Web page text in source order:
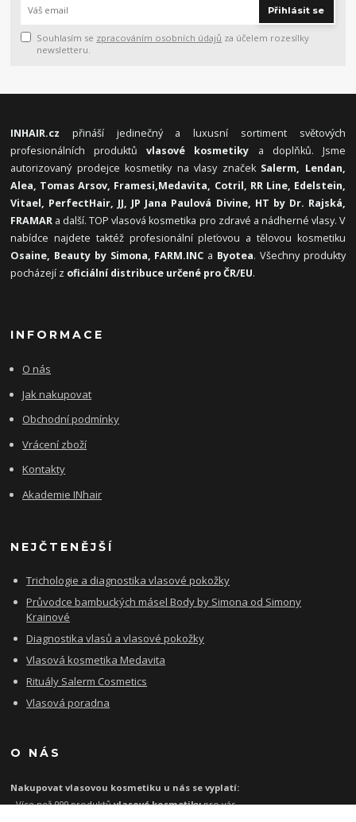
Přihlásit se
Souhlasím se zpracováním osobních údajů za účelem rozesílky
newsletteru.
INHAIR.cz přináší jedinečný a luxusní sortiment světových
profesionálních produktůvlasové kosmetiky a doplňků. Jsme
autorizovaný prodejce kosmetiky na vlasy značek Salerm, Lendan,
Alea, Tomas Arsov, Framesi,Medavita, Cotril, RR Line, Edelstein,
Vitael, PerfectHair, JJ, JP Jana Paulová Divine, HT by Dr. Rajská,
FRAMAR a další. TOP vlasová kosmetika pro zdravé a nádherné vlasy. V
nabídce najdete taktéž profesionální pleťovou a tělovou kosmetiku
Osaine, Beauty by Simona, FARM.INC a Byotea. Všechny produkty
pocházejí z oficiální distribuce určené pro ČR/EU.
INFORMACE
O nás
Jak nakupovat
Obchodní podmínky
Vrácení zboží
Kontakty
Akademie INhair
NEJČTENĚJŠÍ
Trichologie a diagnostika vlasové pokožky
Průvodce bambuckých másel Body by Simona od Simony
Krainové
Diagnostika vlasů a vlasové pokožky
Vlasová kosmetika Medavita
Rituály Salerm Cosmetics
Vlasová poradna
O NÁS
Nakupovat vlasovou kosmetiku u nás se vyplatí:
- Více než 999 produktůvlasové kosmetikypro vás